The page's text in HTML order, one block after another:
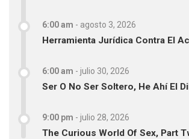
6:00 am - agosto 3, 2026
Herramienta Jurídica Contra El
6:00 am - julio 30, 2026
Ser O No Ser Soltero, He Ahí El
9:00 pm - julio 28, 2026
The Curious World Of Sex, Part